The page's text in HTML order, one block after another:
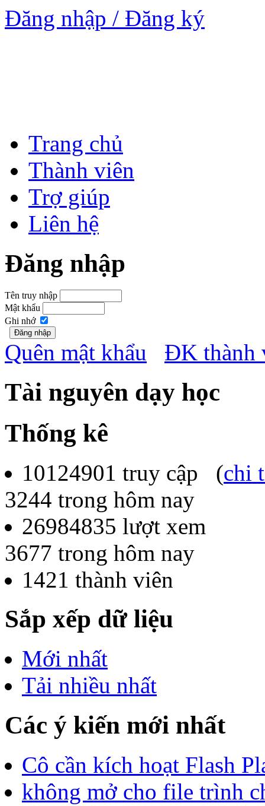
Đăng nhập / Đăng ký
Trang chủ
Thành viên
Trợ giúp
Liên hệ
Đăng nhập
Tên truy nhập
Mật khẩu
Ghi nhớ
Quên mật khẩu ĐK thành
Tài nguyên dạy học
Thống kê
10124901 truy cập (chi
3244 trong hôm nay
26984835 lượt xem
3677 trong hôm nay
1421 thành viên
Sắp xếp dữ liệu
Mới nhất
Tải nhiều nhất
Các ý kiến mới nhất
Cô cần kích hoạt Flash
không mở cho file trình